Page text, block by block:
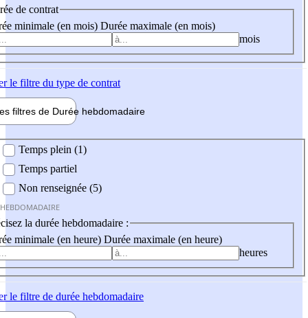
de contrat
minimale (en mois) Durée maximale (en mois)
mois
le filtre du type de contrat
filtres de Durée hebdomadaire
Temps plein (1)
Temps partiel
Non renseignée (5)
la durée hebdomadaire :
minimale (en heure) Durée maximale (en heure)
heures
le filtre de durée hebdomadaire